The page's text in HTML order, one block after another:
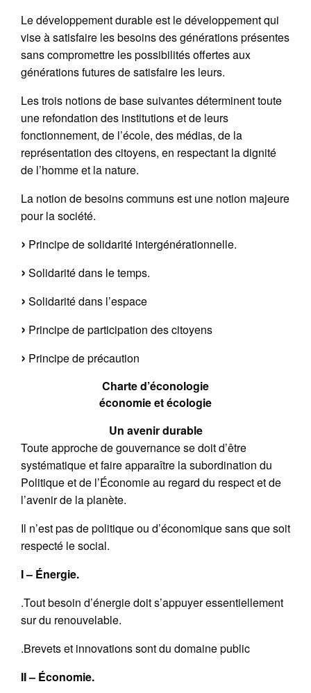
Le développement durable est le développement qui
vise à satisfaire les besoins des générations présentes
sans compromettre les possibilités offertes aux
générations futures de satisfaire les leurs.
Les trois notions de base suivantes déterminent toute
une refondation des institutions et de leurs
fonctionnement, de l’école, des médias, de la
représentation des citoyens, en respectant la dignité
de l’homme et la nature.
La notion de besoins communs est une notion majeure
pour la société.
Principe de solidarité intergénérationnelle.
Solidarité dans le temps.
Solidarité dans l’espace
Principe de participation des citoyens
Principe de précaution
Charte d’éconologie
économie et écologie
Un avenir durable
Toute approche de gouvernance se doit d’être
systématique et faire apparaître la subordination du
Politique et de l’Économie au regard du respect et de
l’avenir de la planète.
Il n’est pas de politique ou d’économique sans que soit
respecté le social.
I – Énergie.
.Tout besoin d’énergie doit s’appuyer essentiellement
sur du renouvelable.
.Brevets et innovations sont du domaine public
II – Économie.